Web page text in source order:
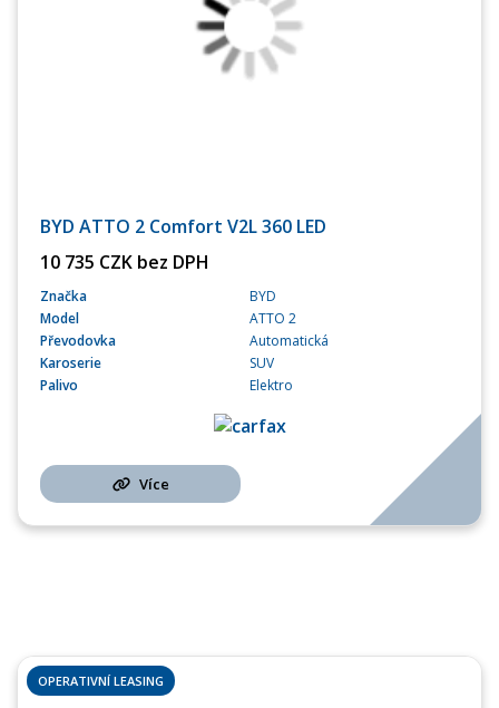
BYD ATTO 2 Comfort V2L 360 LED
10 735 CZK bez DPH
Značka
BYD
Model
ATTO 2
Převodovka
Automatická
Karoserie
SUV
Palivo
Elektro
Více
OPERATIVNÍ LEASING